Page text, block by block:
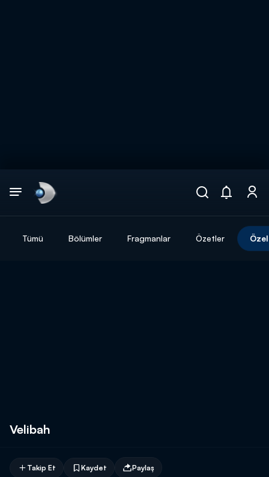
Tümü Bölümler Fragmanlar Özetler
Velibah
Takip Et Kaydet Paylaş